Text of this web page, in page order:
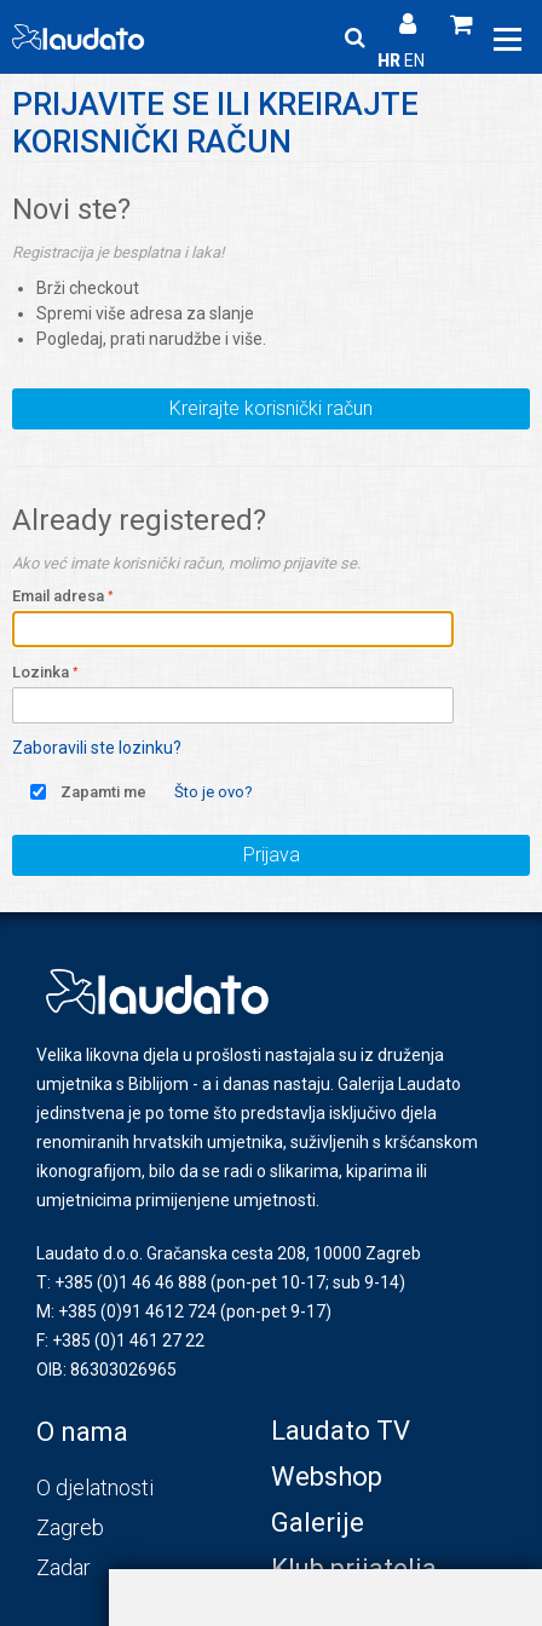
HR EN
PRIJAVITE SE ILI KREIRAJTE
KORISNIČKI RAČUN
Novi ste?
Registracija je besplatna i laka!
Brži checkout
Spremi više adresa za slanje
Pogledaj, prati narudžbe i više.
Kreirajte korisnički račun
Already registered?
Ako već imate korisnički račun, molimo prijavite se.
Email adresa
Lozinka
Zaboravili ste lozinku?
Zapamti me Što je ovo?
Prijava
Velika likovna djela u prošlosti nastajala su iz druženja
umjetnika s Biblijom - a i danas nastaju. Galerija Laudato
jedinstvena je po tome što predstavlja isključivo djela
renomiranih hrvatskih umjetnika, suživljenih s kršćanskom
ikonografijom, bilo da se radi o slikarima, kiparima ili
umjetnicima primijenjene umjetnosti.
Laudato d.o.o. Gračanska cesta 208, 10000 Zagreb
T: +385 (0)1 46 46 888 (pon-pet 10-17; sub 9-14)
M: +385 (0)91 4612 724(pon-pet 9-17)
F: +385 (0)1 461 27 22
OIB: 86303026965
O nama
O djelatnosti
Zagreb
Zadar
Laudato TV
Webshop
Galerije
Klub prijatelja